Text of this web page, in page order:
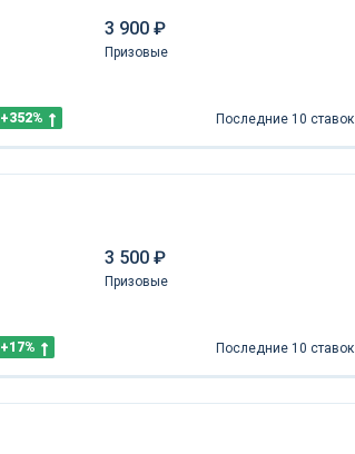
3 900 ₽
Призовые
+352% Последние 10 ставок
3 500 ₽
Призовые
+17% Последние 10 ставок